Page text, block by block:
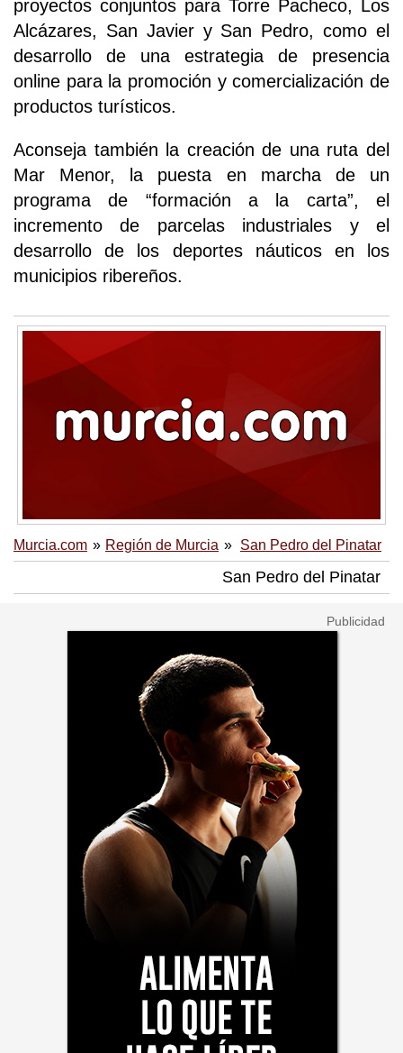
proyectos conjuntos para Torre Pacheco, Los
Alcázares, San Javier y San Pedro, como el
desarrollo de una estrategia de presencia
online para la promoción y comercialización de
productos turísticos.
Aconseja también la creación de una ruta del
Mar Menor, la puesta en marcha de un
programa de “formación a la carta”, el
incremento de parcelas industriales y el
desarrollo de los deportes náuticos en los
municipios ribereños.
Murcia.com Región de Murcia San Pedro del Pinatar
San Pedro del Pinatar